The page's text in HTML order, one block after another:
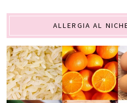
ALLERGIA AL